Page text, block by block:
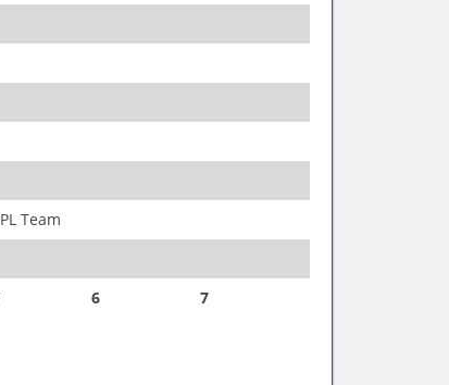
Team
6 7